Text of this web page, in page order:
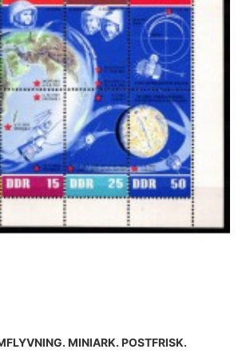
MINIARK. POSTFRISK.